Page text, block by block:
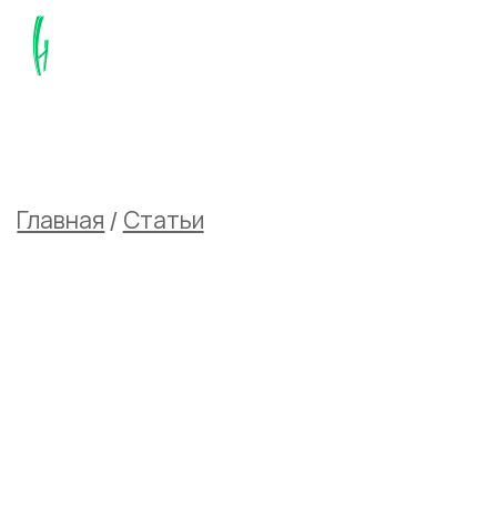
автоматизация меняет качество и
скорость гибки металла?